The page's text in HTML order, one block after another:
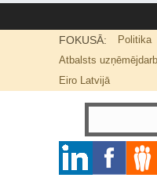
FOKUSĀ: Politika
Atbalsts
Eiro Latvijā